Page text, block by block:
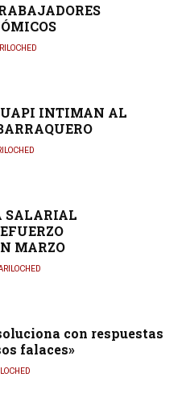
INTIMAN AL
SALARIAL
MARZO
con respuestas
falaces»